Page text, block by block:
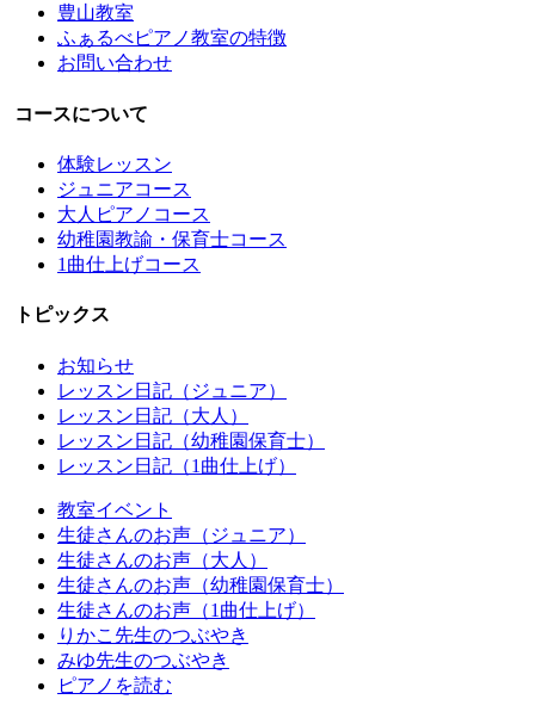
豊山教室
ふぁるべピアノ教室の特徴
お問い合わせ
コースについて
体験レッスン
ジュニアコース
大人ピアノコース
幼稚園教諭・保育士コース
1曲仕上げコース
トピックス
お知らせ
レッスン日記（ジュニア）
レッスン日記（大人）
レッスン日記（幼稚園保育士）
レッスン日記（1曲仕上げ）
教室イベント
生徒さんのお声（ジュニア）
生徒さんのお声（大人）
生徒さんのお声（幼稚園保育士）
生徒さんのお声（1曲仕上げ）
りかこ先生のつぶやき
みゆ先生のつぶやき
ピアノを読む